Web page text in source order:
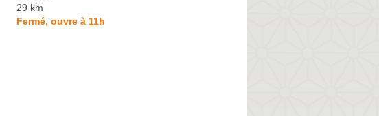
29 km
Fermé, ouvre à 11h